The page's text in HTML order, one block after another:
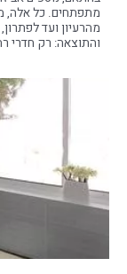
מתפתחים. כל אלה,
מהרעיון ועד
והתוצאה: רק חדרי